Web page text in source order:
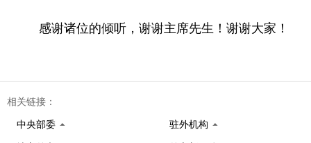
感谢诸位的倾听，谢谢主席先生！谢谢大家！
相关链接：
中央部委 驻外机构